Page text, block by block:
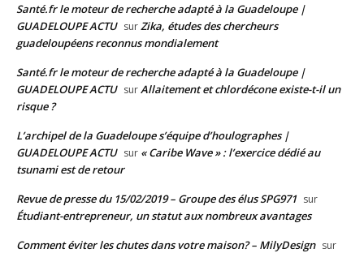
Santé.fr le moteur de recherche adapté à la Guadeloupe |
GUADELOUPE ACTU surZika, études des chercheurs
guadeloupéens reconnus mondialement
Santé.fr le moteur de recherche adapté à la Guadeloupe |
GUADELOUPE ACTU surAllaitement et chlordécone existe-t-il un
risque ?
L’archipel de la Guadeloupe s’équipe d’houlographes |
GUADELOUPE ACTU sur « Caribe Wave » : l’exercice dédié au
tsunami est de retour
Revue de presse du 15/02/2019 – Groupe des élus SPG971 sur
Étudiant-entrepreneur, un statut aux nombreux avantages
Comment éviter les chutes dans votre maison? – MilyDesign sur